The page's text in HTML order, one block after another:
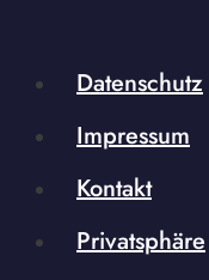
Datenschutz
Impressum
Kontakt
Privatsphäre